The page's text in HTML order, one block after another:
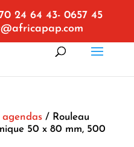
24 64 43- 0657 45
/ Rouleau
50 x 80 mm, 500